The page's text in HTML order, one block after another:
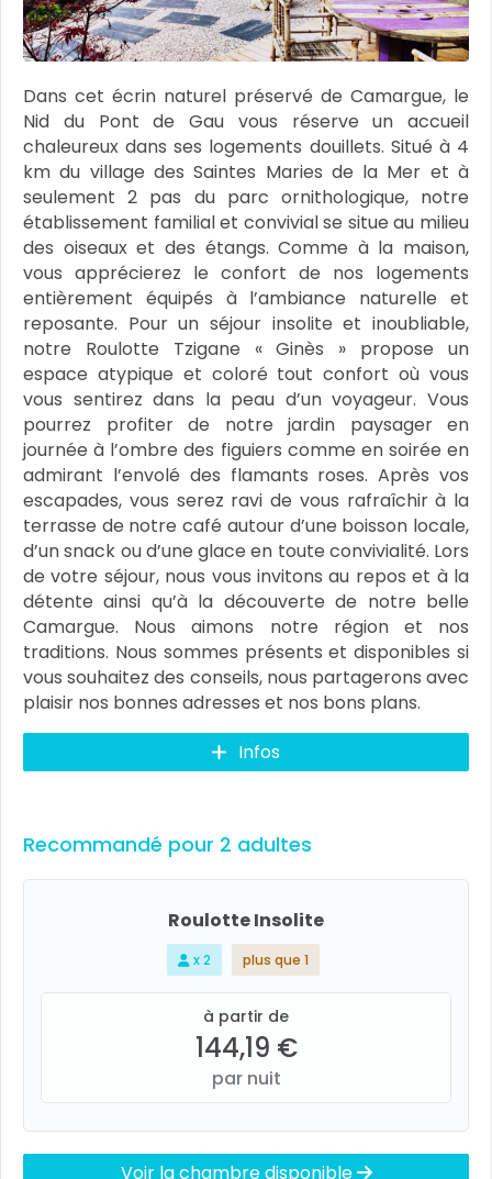
Dans cet écrin naturel préservé de Camargue, le
Nid du Pont de Gau vous réserve un accueil
chaleureux dans ses logements douillets. Situé à 4
km du village des Saintes Maries de la Mer et à
seulement 2 pas du parc ornithologique, notre
établissement familial et convivial se situe au milieu
des oiseaux et des étangs. Comme à la maison,
vous apprécierez le confort de nos logements
entièrement équipés à l’ambiance naturelle et
reposante. Pour un séjour insolite et inoubliable,
notre Roulotte Tzigane « Ginès » propose un
espace atypique et coloré tout confort où vous
vous sentirez dans la peau d’un voyageur. Vous
pourrez profiter de notre jardin paysager en
journée à l’ombre des figuiers comme en soirée en
admirant l’envolé des flamants roses. Après vos
escapades, vous serez ravi de vous rafraîchir à la
terrasse de notre café autour d’une boisson locale,
d’un snack ou d’une glace en toute convivialité. Lors
de votre séjour, nous vous invitons au repos et à la
détente ainsi qu’à la découverte de notre belle
Camargue. Nous aimons notre région et nos
traditions. Nous sommes présents et disponibles si
vous souhaitez des conseils, nous partagerons avec
plaisir nos bonnes adresses et nos bons plans.
Infos
Recommandé pour 2 adultes
Roulotte Insolite
x 2 plus que 1
à partir de
144,19 €
par nuit
Voir la chambre disponible